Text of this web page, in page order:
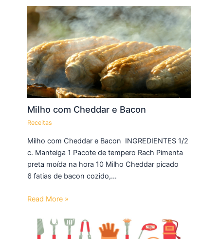
Milho com Cheddar e Bacon
Receitas
Milho com Cheddar e Bacon INGREDIENTES 1/2
c. Manteiga 1 Pacote de tempero Rach Pimenta
preta moída na hora 10 Milho Cheddar picado
6 fatias de bacon cozido,…
Read More »